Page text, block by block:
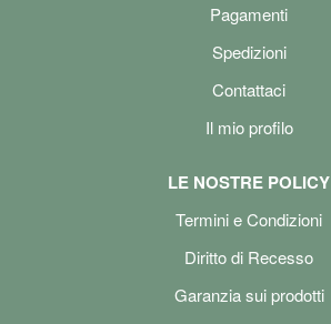
Pagamenti
Spedizioni
Contattaci
Il mio profilo
LE NOSTRE POLICY
Termini e Condizioni
Diritto di Recesso
Garanzia sui prodotti